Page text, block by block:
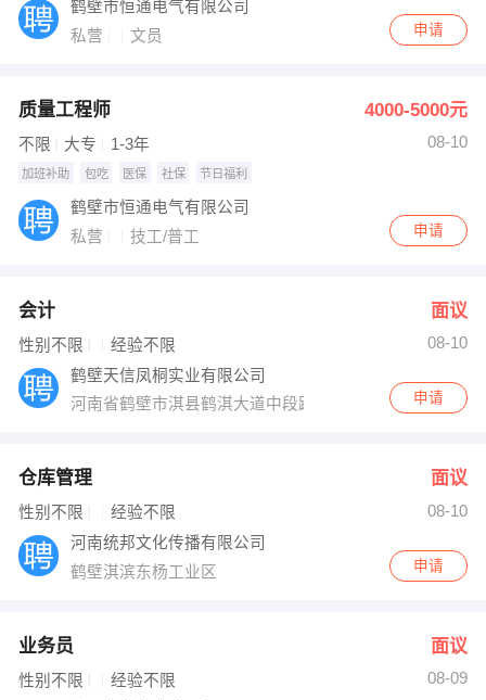
鹤壁市恒通电气有限公司
私营
文员 申请
质量工程师 4000-5000元
不限 大专 1-3年 08-10
加班补助 包吃 医保 社保 节日福利
鹤壁市恒通电气有限公司
私营
技工/普工 申请
会计 面议
性别不限 经验不限
08-10
鹤壁天信凤桐实业有限公司
河南省鹤壁市淇县鹤淇大道中段路西天天创业园申请
仓库管理 面议
性别不限 经验不限
08-10
河南统邦文化传播有限公司
鹤壁淇滨东杨工业区
申请
业务员 面议
性别不限 经验不限
08-09